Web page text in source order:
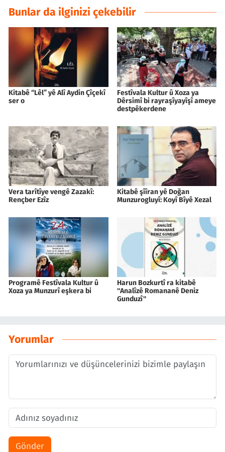
Bunlar da ilginizi çekebilir
Kitabê “Lêl” yê Alî Aydin Çîçekî
ser o
Festîvala Kultur û Xoza ya
Dêrsimî bi rayraşîyayîşî ameye
destpêkerdene
Vera tarîtîye vengê Zazakî:
Rençber Ezîz
Kitabê şîîran yê Doğan
Munzurogluyî: Koyî Bîyê Xezal
Programê Festîvala Kultur û
Xoza ya Munzurî eşkera bi
Harun Bozkurtî ra kitabê
''Analîzê Romananê Deniz
Gunduzî''
Yorumlar
Gönder